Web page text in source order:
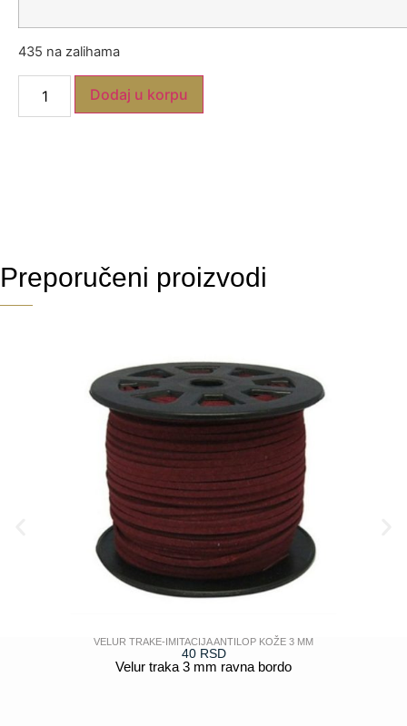
435 na zalihama
Dodaj u korpu
Preporučeni proizvodi
VELUR TRAKE-IMITACIJA ANTILOP KOŽE 3 MM
40 RSD
Velur traka 3 mm ravna bordo